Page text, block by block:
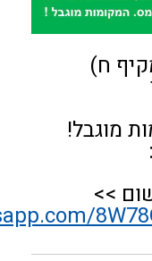
ח)
מוגבל!
>>